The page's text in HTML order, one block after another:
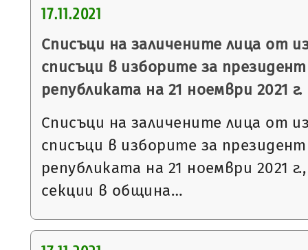
17.11.2021
Списъци на заличените лица от
списъци в изборите за
републиката на 21 ноември 2021 г.
Списъци на заличените лица от
списъци в изборите за
републиката на 21 ноември 2021
секции в община…